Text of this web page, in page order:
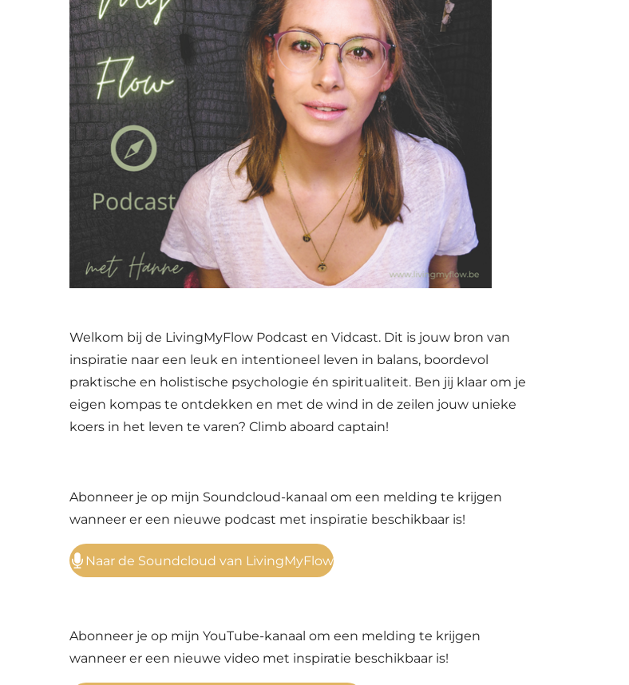
Welkom bij de LivingMyFlow Podcast en Vidcast. Dit is jouw bron van
inspiratie naar een leuk en intentioneel leven in balans, boordevol
praktische en holistische psychologie én spiritualiteit. Ben jij klaar om je
eigen kompas te ontdekken en met de wind in de zeilen jouw unieke
koers in het leven te varen? Climb aboard captain!
Abonneer je op mijn Soundcloud-kanaal om een melding te krijgen
wanneer er een nieuwe podcast met inspiratie beschikbaar is!
Naar de Soundcloud van LivingMyFlow
Abonneer je op mijn YouTube-kanaal om een melding te krijgen
wanneer er een nieuwe video met inspiratie beschikbaar is!